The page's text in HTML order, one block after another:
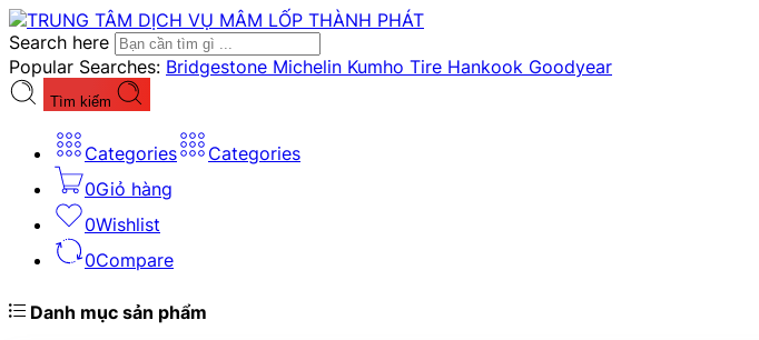
Search here
Popular Searches: Bridgestone Michelin Kumho Tire Hankook Goodyear
Tìm kiếm
Categories
Categories
0Giỏ hàng
0Wishlist
0Compare
Danh mục sản phẩm